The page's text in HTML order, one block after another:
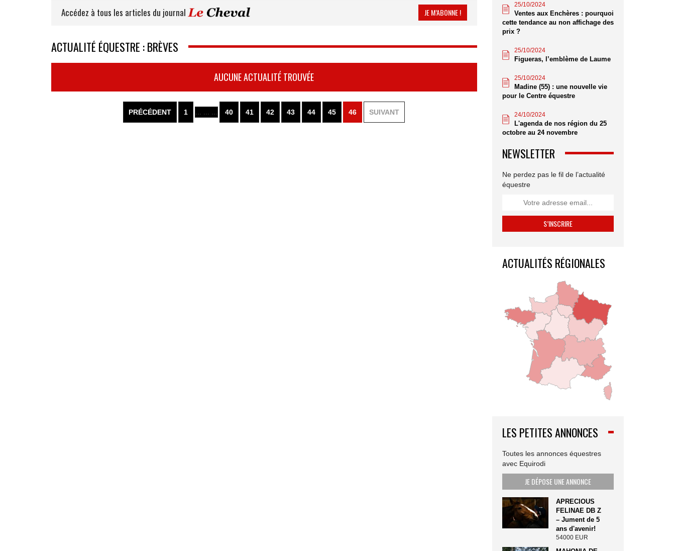
Accédez à tous les articles du journal JE M’ABONNE !
ACTUALITÉ ÉQUESTRE : BRÈVES
AUCUNE ACTUALITÉ TROUVÉE
PRÉCÉDENT 1 ... ... ... 40 41 42 43 44 45 46 SUIVANT
25/10/2024
Ventes aux Enchères : pourquoi
cette tendance au non affichage des
prix ?
25/10/2024
Figueras, l’emblème de Laume
25/10/2024
Madine (55) : une nouvelle vie
pour le Centre équestre
24/10/2024
L'agenda de nos région du 25
octobre au 24 novembre
NEWSLETTER
Ne perdez pas le fil de l’actualité
équestre
ACTUALITÉS RÉGIONALES
LES PETITES ANNONCES
Toutes les annonces équestres
avec Equirodi
JE DÉPOSE UNE ANNONCE
APRECIOUS
FELINAE DB Z
– Jument de 5
ans d'avenir!
54000 EUR